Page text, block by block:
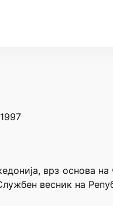
врз основа
весник на